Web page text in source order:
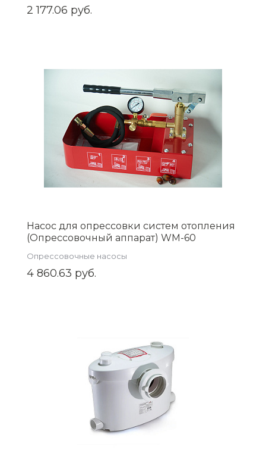
2 177.06 руб.
Насос для опрессовки систем отопления
(Опрессовочный аппарат) WM-60
Опрессовочные насосы
4 860.63 руб.